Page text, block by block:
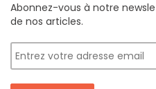
Abonnez-vous à notre
de nos articles.